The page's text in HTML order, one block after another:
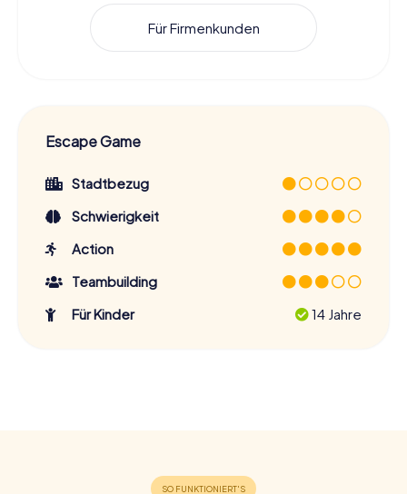
Für Firmenkunden
Escape Game
Stadtbezug
Schwierigkeit
Action
Teambuilding
Für Kinder
14 Jahre